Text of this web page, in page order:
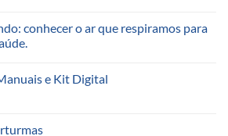
conhecer o ar que respiramos para
e Kit Digital